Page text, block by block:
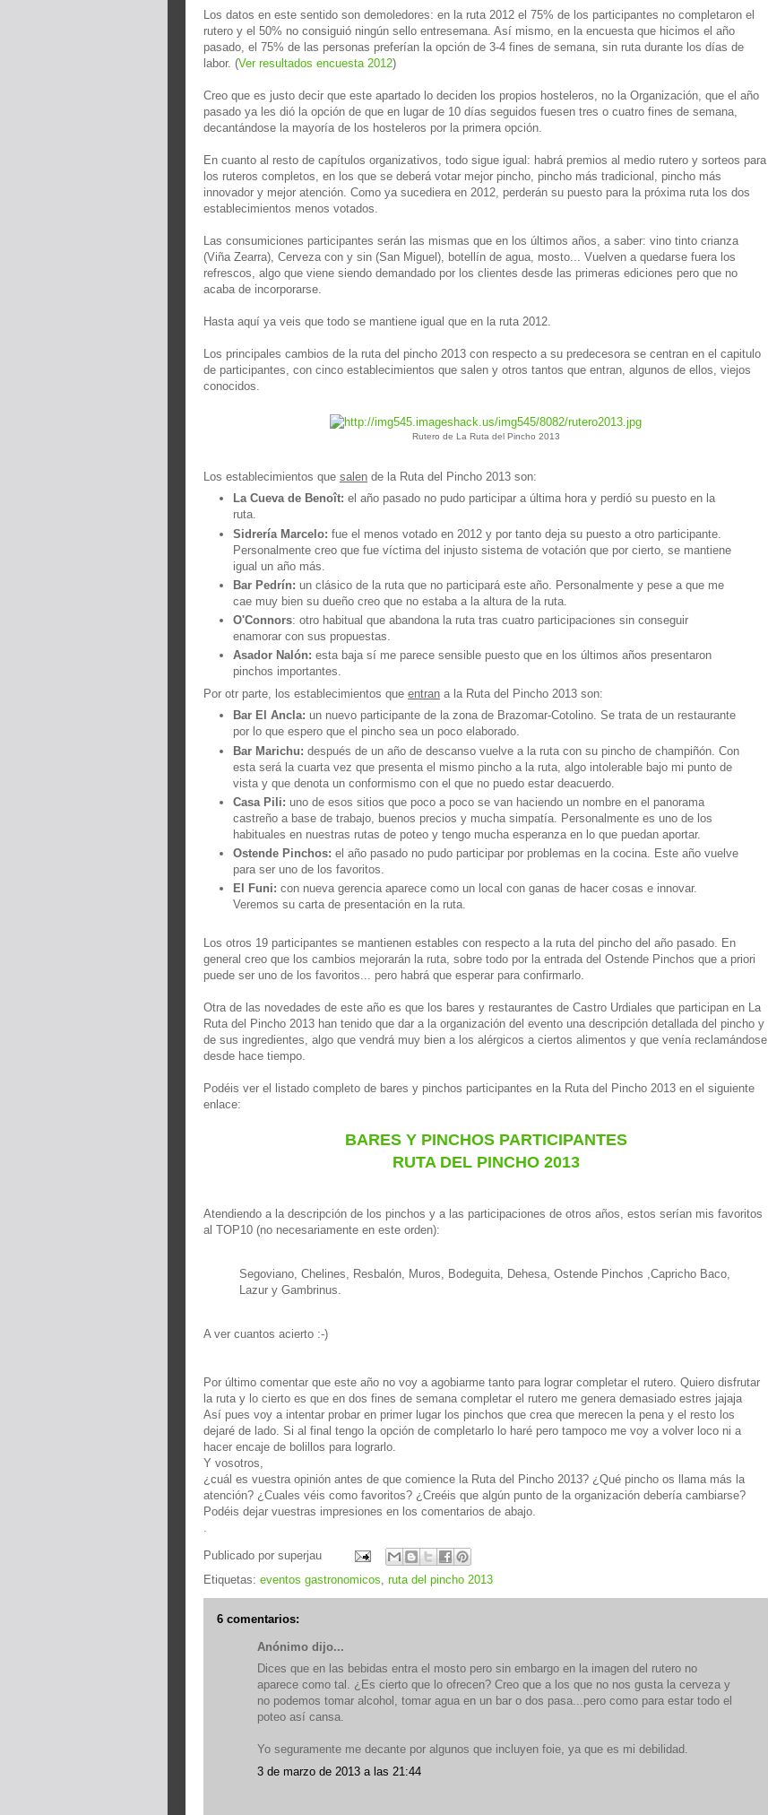
Los datos en este sentido son demoledores: en la ruta 2012 el 75% de los participantes no completaron el
rutero y el 50% no consiguió ningún sello entresemana. Así mismo, en la encuesta que hicimos el año
pasado, el 75% de las personas preferían la opción de 3-4 fines de semana, sin ruta durante los días de
labor. (Ver resultados encuesta 2012)
Creo que es justo decir que este apartado lo deciden los propios hosteleros, no la Organización, que el año
pasado ya les dió la opción de que en lugar de 10 días seguidos fuesen tres o cuatro fines de semana,
decantándose la mayoría de los hosteleros por la primera opción.
En cuanto al resto de capítulos organizativos, todo sigue igual: habrá premios al medio rutero y sorteos para
los ruteros completos, en los que se deberá votar mejor pincho, pincho más tradicional, pincho más
innovador y mejor atención. Como ya sucediera en 2012, perderán su puesto para la próxima ruta los dos
establecimientos menos votados.
Las consumiciones participantes serán las mismas que en los últimos años, a saber: vino tinto crianza
(Viña Zearra), Cerveza con y sin (San Miguel), botellín de agua, mosto... Vuelven a quedarse fuera los
refrescos, algo que viene siendo demandado por los clientes desde las primeras ediciones pero que no
acaba de incorporarse.
Hasta aquí ya veis que todo se mantiene igual que en la ruta 2012.
Los principales cambios de la ruta del pincho 2013 con respecto a su predecesora se centran en el capitulo
de participantes, con cinco establecimientos que salen y otros tantos que entran, algunos de ellos, viejos
conocidos.
Rutero de La Ruta del Pincho 2013
Los establecimientos que salen de la Ruta del Pincho 2013 son:
La Cueva de Benoît: el año pasado no pudo participar a última hora y perdió su puesto en la
ruta.
Sidrería Marcelo: fue el menos votado en 2012 y por tanto deja su puesto a otro participante.
Personalmente creo que fue víctima del injusto sistema de votación que por cierto, se mantiene
igual un año más.
Bar Pedrín: un clásico de la ruta que no participará este año. Personalmente y pese a que me
cae muy bien su dueño creo que no estaba a la altura de la ruta.
O'Connors: otro habitual que abandona la ruta tras cuatro participaciones sin conseguir
enamorar con sus propuestas.
Asador Nalón: esta baja sí me parece sensible puesto que en los últimos años presentaron
pinchos importantes.
Por otr parte, los establecimientos que entran a la Ruta del Pincho 2013 son:
Bar El Ancla: un nuevo participante de la zona de Brazomar-Cotolino. Se trata de un restaurante
por lo que espero que el pincho sea un poco elaborado.
Bar Marichu: después de un año de descanso vuelve a la ruta con su pincho de champiñón. Con
esta será la cuarta vez que presenta el mismo pincho a la ruta, algo intolerable bajo mi punto de
vista y que denota un conformismo con el que no puedo estar deacuerdo.
Casa Pili: uno de esos sitios que poco a poco se van haciendo un nombre en el panorama
castreño a base de trabajo, buenos precios y mucha simpatía. Personalmente es uno de los
habituales en nuestras rutas de poteo y tengo mucha esperanza en lo que puedan aportar.
Ostende Pinchos: el año pasado no pudo participar por problemas en la cocina. Este año vuelve
para ser uno de los favoritos.
El Funi: con nueva gerencia aparece como un local con ganas de hacer cosas e innovar.
Veremos su carta de presentación en la ruta.
Los otros 19 participantes se mantienen estables con respecto a la ruta del pincho del año pasado. En
general creo que los cambios mejorarán la ruta, sobre todo por la entrada del Ostende Pinchos que a priori
puede ser uno de los favoritos... pero habrá que esperar para confirmarlo.
Otra de las novedades de este año es que los bares y restaurantes de Castro Urdiales que participan en La
Ruta del Pincho 2013 han tenido que dar a la organización del evento una descripción detallada del pincho y
de sus ingredientes, algo que vendrá muy bien a los alérgicos a ciertos alimentos y que venía reclamándose
desde hace tiempo.
Podéis ver el listado completo de bares y pinchos participantes en la Ruta del Pincho 2013 en el siguiente
enlace:
BARES Y PINCHOS PARTICIPANTES
RUTA DEL PINCHO 2013
Atendiendo a la descripción de los pinchos y a las participaciones de otros años, estos serían mis favoritos
al TOP10 (no necesariamente en este orden):
Segoviano, Chelines, Resbalón, Muros, Bodeguita, Dehesa, Ostende Pinchos ,Capricho Baco,
Lazur y Gambrinus.
A ver cuantos acierto :-)
Por último comentar que este año no voy a agobiarme tanto para lograr completar el rutero. Quiero disfrutar
la ruta y lo cierto es que en dos fines de semana completar el rutero me genera demasiado estres jajaja
Así pues voy a intentar probar en primer lugar los pinchos que crea que merecen la pena y el resto los
dejaré de lado. Si al final tengo la opción de completarlo lo haré pero tampoco me voy a volver loco ni a
hacer encaje de bolillos para lograrlo.
Y vosotros,
¿cuál es vuestra opinión antes de que comience la Ruta del Pincho 2013? ¿Qué pincho os llama más la
atención? ¿Cuales véis como favoritos? ¿Creéis que algún punto de la organización debería cambiarse?
Podéis dejar vuestras impresiones en los comentarios de abajo.
Publicado por superjau
Etiquetas: eventos gastronomicos ruta del pincho 2013
6 comentarios:
Anónimo dijo...
Dices que en las bebidas entra el mosto pero sin embargo en la imagen del rutero no
aparece como tal. ¿Es cierto que lo ofrecen? Creo que a los que no nos gusta la cerveza y
no podemos tomar alcohol, tomar agua en un bar o dos pasa...pero como para estar todo el
poteo así cansa.
Yo seguramente me decante por algunos que incluyen foie, ya que es mi debilidad.
3 de marzo de 2013 a las 21:44